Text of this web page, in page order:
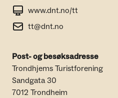
www.dnt.no/tt
tt@dnt.no
Post- og besøksadresse
Trondhjems Turistforening
Sandgata 30
7012 Trondheim